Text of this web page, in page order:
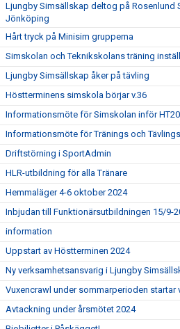
Ljungby Simsällskap deltog på Rosenlund
Jönköping
Hårt tryck på Minisim grupperna
Simskolan och Teknikskolans träning
Ljungby Simsällskap åker på tävling
Höstterminens simskola börjar v.36
Informationsmöte för Simskolan inför
Informationsmöte för Tränings och
Driftstörning i SportAdmin
HLR-utbildning för alla Tränare
Hemmaläger 4-6 oktober 2024
Inbjudan till Funktionärsutbildningen 15/9-
information
Uppstart av Höstterminen 2024
Ny verksamhetsansvarig i Ljungby
Vuxencrawl under sommarperioden startar
Avtackning under årsmötet 2024